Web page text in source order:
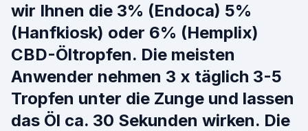
wir Ihnen die 3% (Endoca) 5%
(Hanfkiosk) oder 6% (Hemplix)
CBD-Öltropfen. Die meisten
Anwender nehmen 3 x täglich 3-5
Tropfen unter die Zunge und lassen
das Öl ca. 30 Sekunden wirken. Die